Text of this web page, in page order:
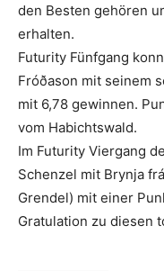
den Besten gehören
erhalten.
Futurity Fünfgang
Fróðason mit seinem
mit 6,78 gewinnen.
vom Habichtswald.
Im Futurity Viergang
Schenzel mit Brynja
Grendel) mit einer
Gratulation zu diesen